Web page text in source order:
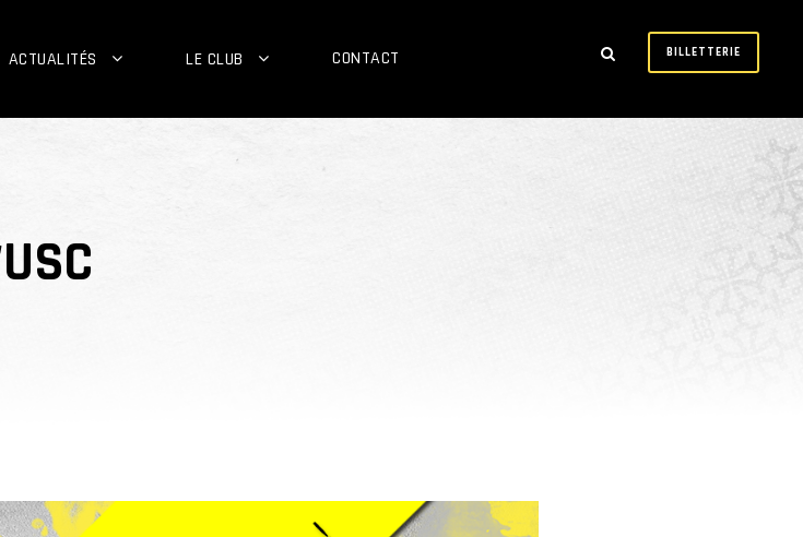
ACTUALITÉS LE CLUB CONTACT BILLETTERIE